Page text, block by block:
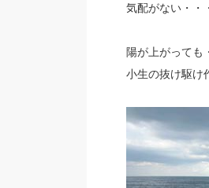
気配がない・・
陽が上がっても
小生の抜け駆け